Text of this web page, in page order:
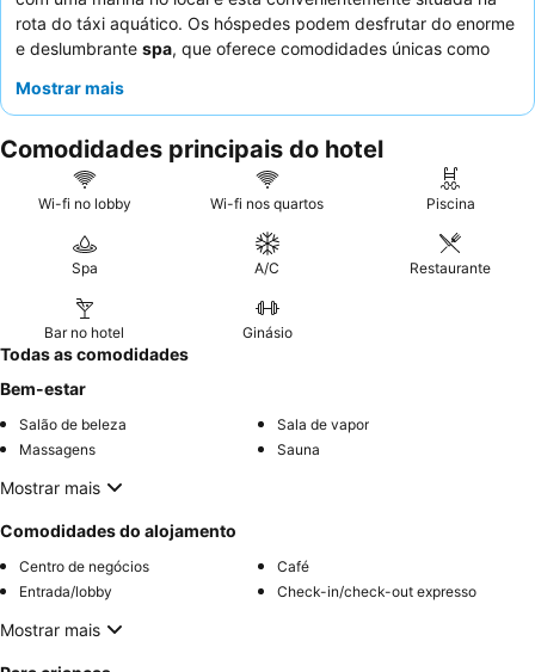
rota do táxi aquático. Os hóspedes podem desfrutar do enorme
e deslumbrante spa, que oferece comodidades únicas como
piscinas, incluindo uma tranquila piscina para adultos. Os
excecional dos funcionários e as diversas ofertas culinárias,
buffet de pequeno-almoço
e o restaurante Sotogrande
a receberem grandes elogios. Para uma experiência melhorada,
deslumbrantes.
Mostrar mais
Comodidades principais do hotel
Wi-fi no lobby Wi-fi nos quartos Piscina
Spa A/C Restaurante
Bar no hotel Ginásio
Todas as comodidades
Bem-estar
Salão de beleza
Sala de vapor
Massagens
Sauna
Mostrar mais
Comodidades do alojamento
Centro de negócios
Café
Entrada/lobby
Check-in/check-out expresso
Mostrar mais